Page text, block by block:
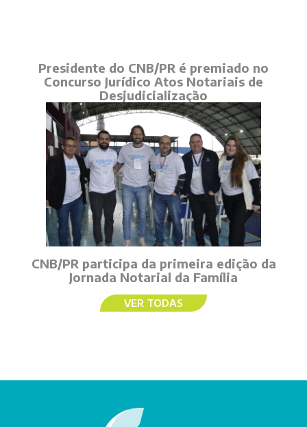
Presidente do CNB/PR é premiado no
Concurso Jurídico Atos Notariais de
Desjudicialização
CNB/PR participa da primeira edição da
Jornada Notarial da Família
VER TODAS